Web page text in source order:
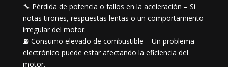
🔧 Pérdida de potencia o fallos en la aceleración – Si
notas tirones, respuestas lentas o un comportamiento
irregular del motor.
⛽ Consumo elevado de combustible – Un problema
electrónico puede estar afectando la eficiencia del
motor.